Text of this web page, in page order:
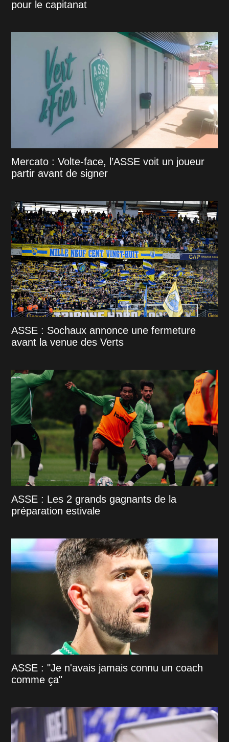
pour le capitanat
Mercato : Volte-face, l’ASSE voit un joueur
partir avant de signer
ASSE : Sochaux annonce une fermeture
avant la venue des Verts
ASSE : Les 2 grands gagnants de la
préparation estivale
ASSE : "Je n'avais jamais connu un coach
comme ça"